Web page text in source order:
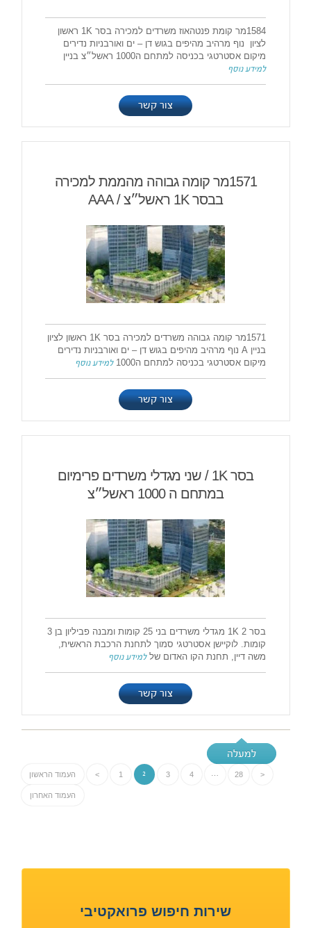
1584מר קומת פנטהאוז משרדים למכירה בסר 1K ראשון
לציון נוף מרהיב מהיפים בגוש דן – ים ואורבניות נדירים
מיקום אסטרטגי בכניסה למתחם ה1000 ראשל״צ בניין
למידע נוסף
צור קשר
1571מר קומה גבוהה מהממת למכירה
בבסר 1K ראשל״צ / AAA
1571מר קומה גבוהה משרדים למכירה בסר 1K ראשון לציון
בניין A נוף מרהיב מהיפים בגוש דן – ים ואורבניות נדירים
מיקום אסטרטגי בכניסה למתחם ה1000
למידע נוסף
צור קשר
בסר 1K / שני מגדלי משרדים פרימיום
במתחם ה 1000 ראשל״צ
בסר 1K 2 מגדלי משרדים בני 25 קומות ומבנה פביליון בן 3
קומות. לוקיישן אסטרטגי סמוך לתחנת הרכבת הראשית,
משה דיין, תחנת הקו האדום שללמידע נוסף
צור קשר
למעלה
העמוד הראשון > 1 2 3 4 … 28 <
העמוד האחרון
שירות חיפוש פרואקטיבי